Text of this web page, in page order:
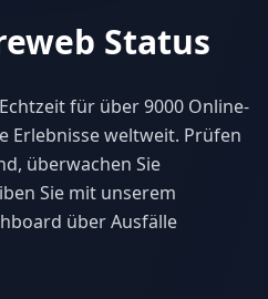
Status
für über 9000 Online-
Erlebnisse weltweit. Prüfen
überwachen Sie
Sie mit unserem
über Ausfälle